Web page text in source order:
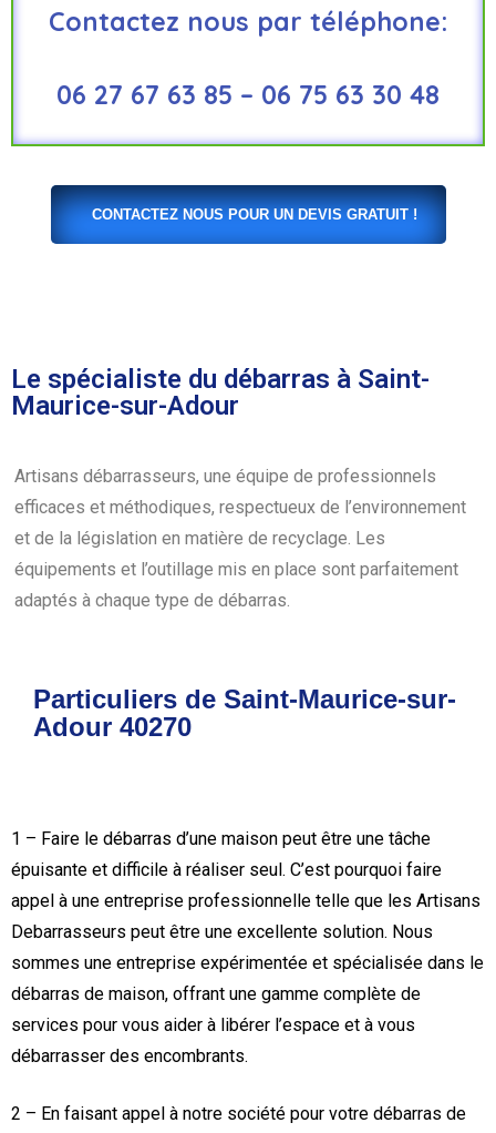
Contactez nous par téléphone:
06 27 67 63 85 – 06 75 63 30 48
CONTACTEZ NOUS POUR UN DEVIS GRATUIT !
Le spécialiste du débarras à Saint-
Maurice-sur-Adour
Artisans débarrasseurs, une équipe de professionnels
efficaces et méthodiques, respectueux de l’environnement
et de la législation en matière de recyclage. Les
équipements et l’outillage mis en place sont parfaitement
adaptés à chaque type de débarras.
Particuliers de Saint-Maurice-sur-
Adour 40270
1 – Faire le débarras d’une maison peut être une tâche
épuisante et difficile à réaliser seul. C’est pourquoi faire
appel à une entreprise professionnelle telle que les Artisans
Debarrasseurs peut être une excellente solution. Nous
sommes une entreprise expérimentée et spécialisée dans le
débarras de maison, offrant une gamme complète de
services pour vous aider à libérer l’espace et à vous
débarrasser des encombrants.
2 – En faisant appel à notre société pour votre débarras de